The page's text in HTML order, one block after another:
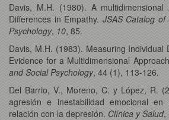
Davis, M.H. (1980). A
Differences in Empathy. JSAS Catalog
Psychology, 10, 85.
Davis, M.H. (1983). Measuring Individual
Evidence for a Multidimensional
and Social Psychology, 44 (1), 113-126.
Del Barrio, V., Moreno, C. y López, R.
agresión e inestabilidad emocional
relación con la depresión. Clínica y Salud,